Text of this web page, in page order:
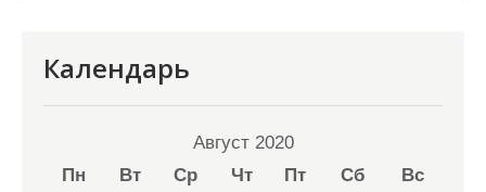
Календарь
Август 2020
Пн
Вт Ср Чт Пт Сб
Вс